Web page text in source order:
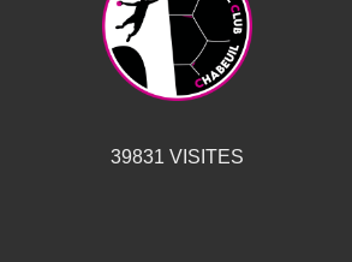
39831 VISITES